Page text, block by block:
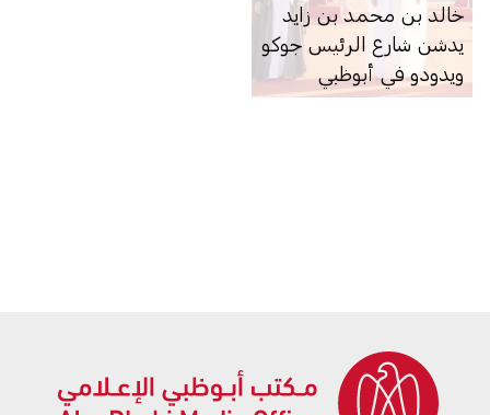
خالد بن محمد بن زايد
يدشن شارع الرئيس جوكو
ويدودو في أبوظبي